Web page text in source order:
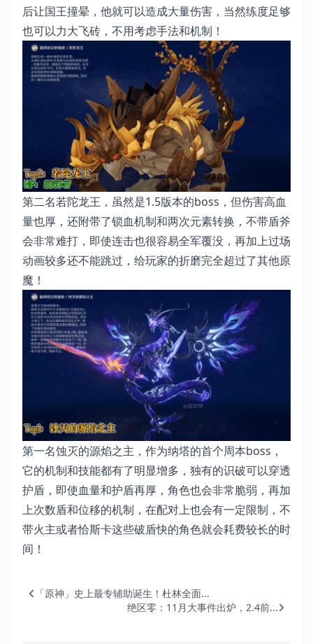
后让国王撞晕，他就可以造成大量伤害，当然练度足够
也可以力大飞砖，不用考虑手法和机制！
第二名若陀龙王，虽然是1.5版本的boss，但伤害高血
量也厚，还附带了锁血机制和两次元素转换，不带盾斧
会非常难打，即使连击也很容易全军覆没，再加上过场
动画较多还不能跳过，给玩家的折磨完全超过了其他原
魔！
第一名蚀灭的源焰之主，作为纳塔的首个周本boss，
它的机制和技能都有了明显增多，独有的识破可以穿透
护盾，即使血量和护盾再厚，角色也会非常脆弱，再加
上次数盾和位移的机制，在配对上也会有一定限制，不
带火主或者恰斯卡这些破盾快的角色就会耗费较长的时
间！
「原神」史上最专辅助诞生！杜林全面...
绝区零：11月大事件出炉，2.4前...